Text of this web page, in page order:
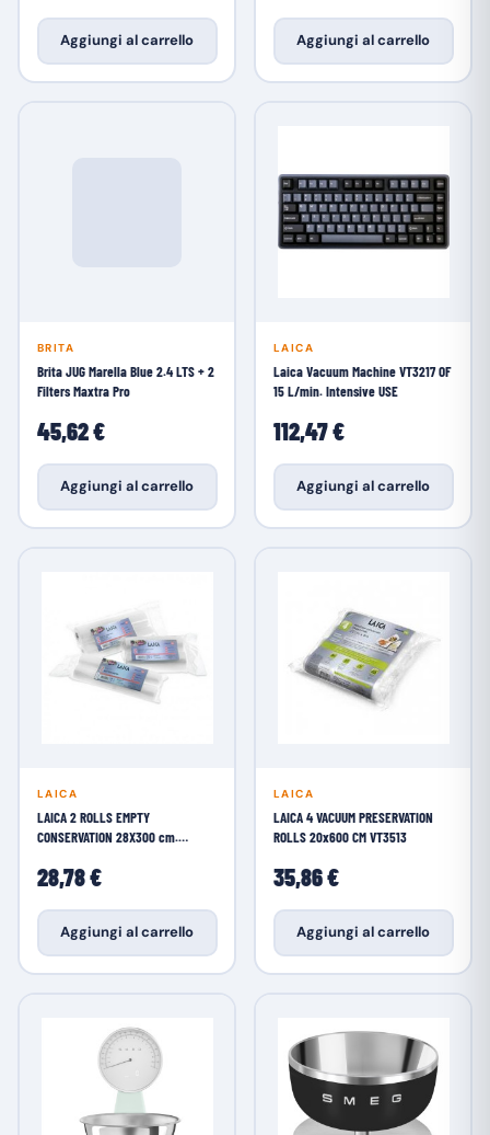
Aggiungi al carrello Aggiungi al carrello
BRITA
Brita JUG Marella Blue 2.4 LTS + 2
Filters Maxtra Pro
45,62 €
Aggiungi al carrello
LAICA
Laica Vacuum Machine VT3217 OF
15 L/min. Intensive USE
112,47 €
Aggiungi al carrello
LAICA
LAICA 2 ROLLS EMPTY
CONSERVATION 28X300 cm.
28,78 €
Aggiungi al carrello
LAICA
LAICA 4 VACUUM PRESERVATION
ROLLS 20x600 CM VT3513
35,86 €
Aggiungi al carrello